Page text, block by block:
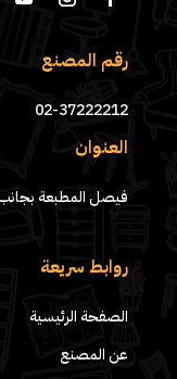
رقم المصنع
02-37222212
العنوان
فيصل المطبعة بجانب
روابط سريعة
الصفحة الرئيسية
عن المصنع